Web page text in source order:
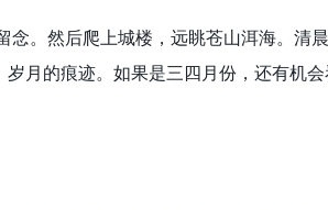
然后爬上城楼，远眺苍山洱海。清
月的痕迹。如果是三四月份，还有机